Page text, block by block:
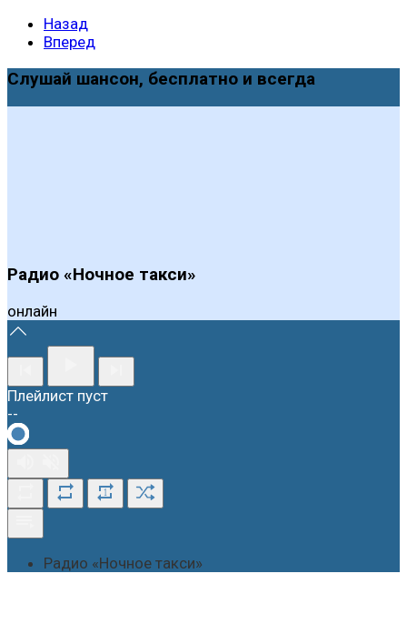
Назад
Вперед
Слушай шансон, бесплатно и всегда
Радио «Ночное такси»
онлайн
Плейлист пуст
--
1
Радио «Ночное такси»